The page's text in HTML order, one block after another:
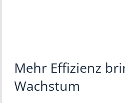
Mehr Effizienz
Wachstum